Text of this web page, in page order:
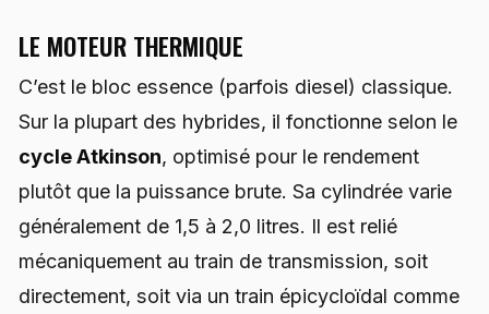
LE MOTEUR THERMIQUE
C’est le bloc essence (parfois diesel) classique.
Sur la plupart des hybrides, il fonctionne selon le
cycle Atkinson, optimisé pour le rendement
plutôt que la puissance brute. Sa cylindrée varie
généralement de 1,5 à 2,0 litres. Il est relié
mécaniquement au train de transmission, soit
directement, soit via un train épicycloïdal comme